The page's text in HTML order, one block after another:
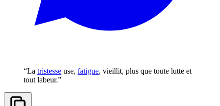
“La tristesse use, fatigue, vieillit, plus que toute lutte et
tout labeur.”